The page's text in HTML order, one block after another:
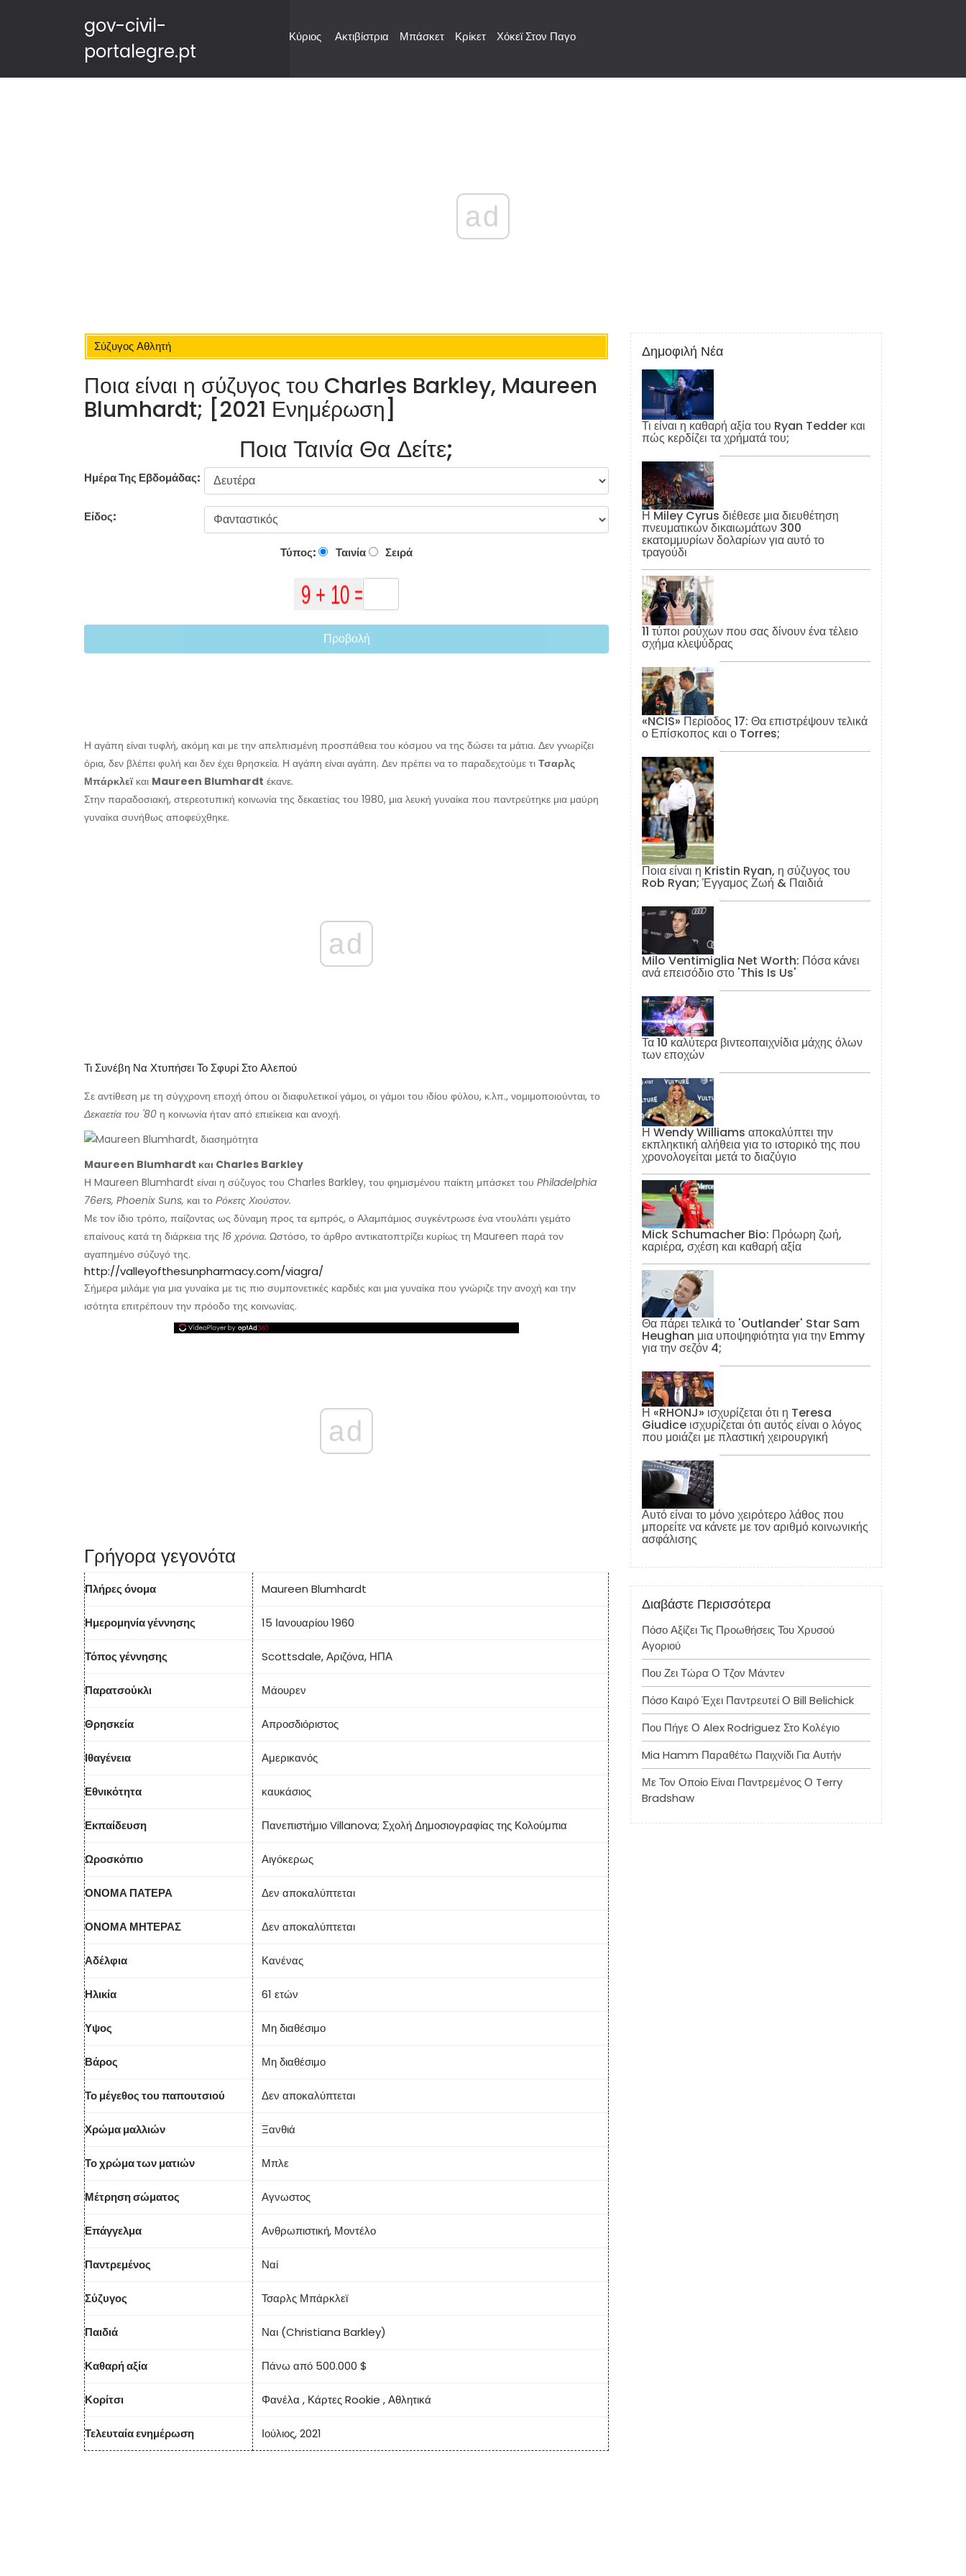
gov-civil-
portalegre.pt
Κύριος Ακτιβίστρια Μπάσκετ Κρίκετ Χόκεϊ Στον Παγο
ad
Σύζυγος Αθλητή
Ποια είναι η σύζυγος του Charles Barkley, Maureen
Blumhardt; [2021 Ενημέρωση]
Ποια Ταινία Θα Δείτε;
Ημέρα Της Εβδομάδας:
Είδος:
Τύπος: Ταινία Σειρά
Προβολή
Η αγάπη είναι τυφλή, ακόμη και με την απελπισμένη προσπάθεια του κόσμου να της δώσει τα μάτια. Δεν γνωρίζει
όρια, δεν βλέπει φυλή και δεν έχει θρησκεία. Η αγάπη είναι αγάπη. Δεν πρέπει να το παραδεχτούμε τι Τσαρλς
Μπάρκλεϊκαι Maureen Blumhardt έκανε.
Στην παραδοσιακή, στερεοτυπική κοινωνία της δεκαετίας του 1980, μια λευκή γυναίκα που παντρεύτηκε μια μαύρη
γυναίκα συνήθως αποφεύχθηκε.
ad
Τι Συνέβη Να Χτυπήσει Το Σφυρί Στο Αλεπού
Σε αντίθεση με τη σύγχρονη εποχή όπου οι διαφυλετικοί γάμοι, οι γάμοι του ιδίου φύλου, κ.λπ., νομιμοποιούνται, το
Δεκαετία του '80 η κοινωνία ήταν από επιείκεια και ανοχή.
Maureen Blumhardt και Charles Barkley
Η Maureen Blumhardt είναι η σύζυγος του Charles Barkley, του φημισμένου παίκτη μπάσκετ του Philadelphia
76ers, Phoenix Suns, και το Ρόκετς Χιούστον.
Με τον ίδιο τρόπο, παίζοντας ως δύναμη προς τα εμπρός, ο Αλαμπάμιος συγκέντρωσε ένα ντουλάπι γεμάτο
επαίνους κατά τη διάρκεια της 16 χρόνια. Ωστόσο, το άρθρο αντικατοπτρίζει κυρίως τη Maureen παρά τον
αγαπημένο σύζυγό της.
http://valleyofthesunpharmacy.com/viagra/
Σήμερα μιλάμε για μια γυναίκα με τις πιο συμπονετικές καρδιές και μια γυναίκα που γνώριζε την ανοχή και την
ισότητα επιτρέπουν την πρόοδο της κοινωνίας.
ad
Γρήγορα γεγονότα
Πλήρες όνομα Maureen Blumhardt
Ημερομηνία γέννησης 15 Ιανουαρίου 1960
Τόπος γέννησης Scottsdale, Αριζόνα, ΗΠΑ
Παρατσούκλι Μάουρεν
Θρησκεία Απροσδιόριστος
Ιθαγένεια Αμερικανός
Εθνικότητα καυκάσιος
Εκπαίδευση Πανεπιστήμιο Villanova; Σχολή Δημοσιογραφίας της Κολούμπια
Ωροσκόπιο Αιγόκερως
ΟΝΟΜΑ ΠΑΤΕΡΑ Δεν αποκαλύπτεται
ΟΝΟΜΑ ΜΗΤΕΡΑΣ Δεν αποκαλύπτεται
Αδέλφια Κανένας
Ηλικία 61 ετών
Υψος Μη διαθέσιμο
Βάρος Μη διαθέσιμο
Το μέγεθος του παπουτσιού Δεν αποκαλύπτεται
Χρώμα μαλλιών Ξανθιά
Το χρώμα των ματιών Μπλε
Μέτρηση σώματος Αγνωστος
Επάγγελμα Ανθρωπιστική, Μοντέλο
Παντρεμένος Ναί
Σύζυγος Τσαρλς Μπάρκλεϊ
Παιδιά Ναι (Christiana Barkley)
Καθαρή αξία Πάνω από 500.000 $
Κορίτσι Φανέλα , Κάρτες Rookie ,Αθλητικά
Τελευταία ενημέρωση Ιούλιος, 2021
Δημοφιλή Νέα
Τι είναι η καθαρή αξία του Ryan Tedder και
πώς κερδίζει τα χρήματά του;
Η Miley Cyrus διέθεσε μια διευθέτηση
πνευματικών δικαιωμάτων 300
εκατομμυρίων δολαρίων για αυτό το
τραγούδι
11 τύποι ρούχων που σας δίνουν ένα τέλειο
σχήμα κλεψύδρας
«NCIS» Περίοδος 17: Θα επιστρέψουν τελικά
ο Επίσκοπος και ο Torres;
Ποια είναι η Kristin Ryan, η σύζυγος του
Rob Ryan; Έγγαμος Ζωή & Παιδιά
Milo Ventimiglia Net Worth: Πόσα κάνει
ανά επεισόδιο στο 'This Is Us'
Τα 10 καλύτερα βιντεοπαιχνίδια μάχης όλων
των εποχών
Η Wendy Williams αποκαλύπτει την
εκπληκτική αλήθεια για το ιστορικό της που
χρονολογείται μετά το διαζύγιο
Mick Schumacher Bio: Πρόωρη ζωή,
καριέρα, σχέση και καθαρή αξία
Θα πάρει τελικά το 'Outlander' Star Sam
Heughan μια υποψηφιότητα για την Emmy
για την σεζόν 4;
Η «RHONJ» ισχυρίζεται ότι η Teresa
Giudice ισχυρίζεται ότι αυτός είναι ο λόγος
που μοιάζει με πλαστική χειρουργική
Αυτό είναι το μόνο χειρότερο λάθος που
μπορείτε να κάνετε με τον αριθμό κοινωνικής
ασφάλισης
Διαβάστε Περισσότερα
Πόσο Αξίζει Τις Προωθήσεις Του Χρυσού
Αγοριού
Που Ζει Τώρα Ο Τζον Μάντεν
Πόσο Καιρό Έχει Παντρευτεί Ο Bill Belichick
Που Πήγε Ο Alex Rodriguez Στο Κολέγιο
Mia Hamm Παραθέτω Παιχνίδι Για Αυτήν
Με Τον Οποίο Είναι Παντρεμένος Ο Terry
Bradshaw